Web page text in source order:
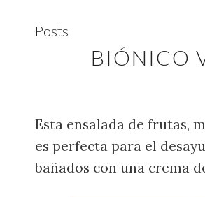
Posts
BIÓNICO
Esta ensalada de frutas,
es perfecta para el
bañados con una crema